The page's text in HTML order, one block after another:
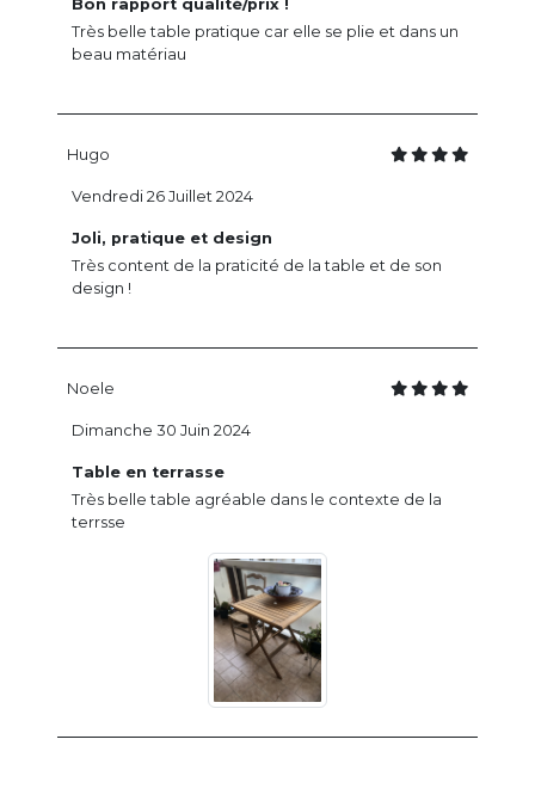
Bon rapport qualité/prix !
Très belle table pratique car elle se plie et dans un
beau matériau
Hugo
Joli, pratique et design
Très content de la praticité de la table et de son
design !
Vendredi 26 Juillet 2024
Noele
Table en terrasse
Très belle table agréable dans le contexte de la
terrsse
Dimanche 30 Juin 2024